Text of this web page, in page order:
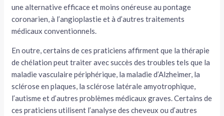
une alternative efficace et moins onéreuse au pontage
coronarien, à l’angioplastie et à d’autres traitements
médicaux conventionnels.
En outre, certains de ces praticiens affirment que la thérapie
de chélation peut traiter avec succès des troubles tels que la
maladie vasculaire périphérique, la maladie d’Alzheimer, la
sclérose en plaques, la sclérose latérale amyotrophique,
l’autisme et d’autres problèmes médicaux graves. Certains de
ces praticiens utilisent l’analyse des cheveux ou d’autres